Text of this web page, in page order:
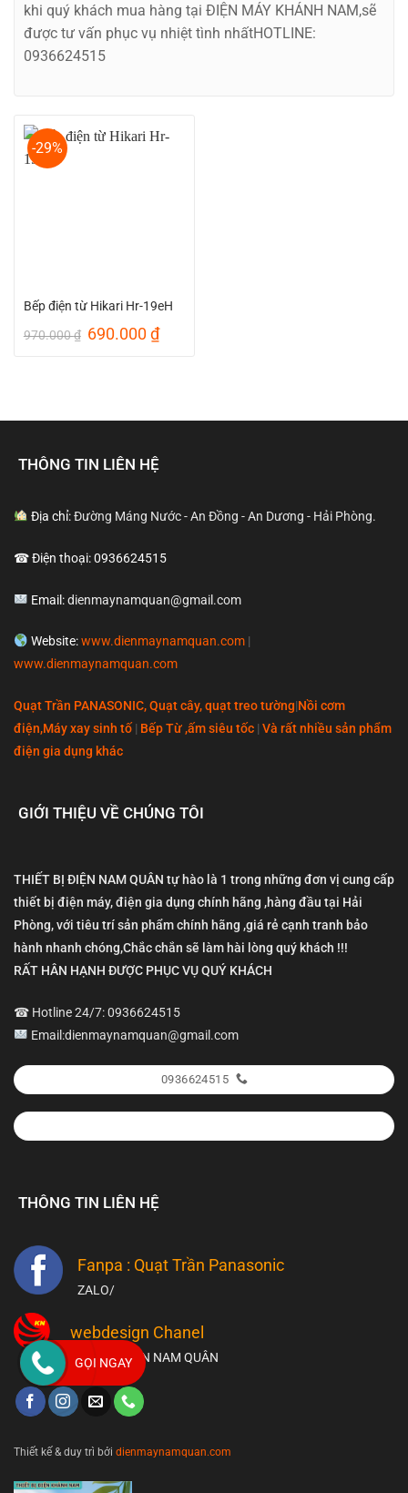
khi quý khách mua hàng tại ĐIỆN MÁY KHÁNH NAM,sẽ
được tư vấn phục vụ nhiệt tình nhấtHOTLINE:
0936624515
-29%
Bếp điện từ Hikari Hr-19eH
970.000₫ Giá
690.000₫Giá
hiện
THÔNG TIN LIÊN HỆ
Địa chỉ:Đường Máng Nước - An Đồng - An Dương - Hải Phòng.
☎ Điện thoại: 0936624515
Email:dienmaynamquan@gmail.com
Website:www.dienmaynamquan.com |
www.dienmaynamquan.com
Quạt Trần PANASONIC, Quạt cây, quạt treo tường|Nồi cơm
điện,Máy xay sinh tố | Bếp Từ ,ấm siêu tốc | Và rất nhiều sản phẩm
điện gia dụng khác
GIỚI THIỆU VỀ CHÚNG TÔI
THIẾT BỊ ĐIỆN NAM QUÂN tự hào là 1 trong những đơn vị cung cấp
thiết bị điện máy, điện gia dụng chính hãng ,hàng đầu tại Hải
Phòng, với tiêu trí sản phẩm chính hãng ,giá rẻ cạnh tranh bảo
hành nhanh chóng,Chắc chắn sẽ làm hài lòng quý khách !!!
RẤT HÂN HẠNH ĐƯỢC PHỤC VỤ QUÝ KHÁCH
☎ Hotline 24/7: 0936624515
Email:dienmaynamquan@gmail.com
0936624515
THÔNG TIN LIÊN HỆ
Fanpa : Quạt Trần Panasonic
ZALO/
webdesign Chanel
THIẾT BỊ ĐIỆN NAM QUÂN
Thiết kế & duy trì bởi dienmaynamquan.com
GỌI NGAY